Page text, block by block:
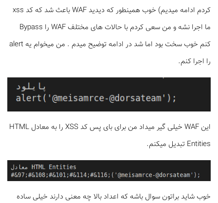
کردم ادامه میدیم) خوب همینطور که دیدید WAF باعث شد که کد xss
ما اجرا نشه و من سعی کردم با حالات های مختلف WAF را Bypass
کنم خوب سخت بود اما شد در ادامه توضیح میدم . من میخوام یه alert
را اجرا کنم.
این WAF خیلی گیر میداد من برای بای پس کد XSS را به معادل HTML
Entities تبدیل میکنم.
خوب شاید براتون سوال باشه که اعداد بالا چه معنی دارند خیلی ساده